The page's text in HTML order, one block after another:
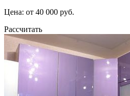
Цена: от 40 000 руб.
Рассчитать